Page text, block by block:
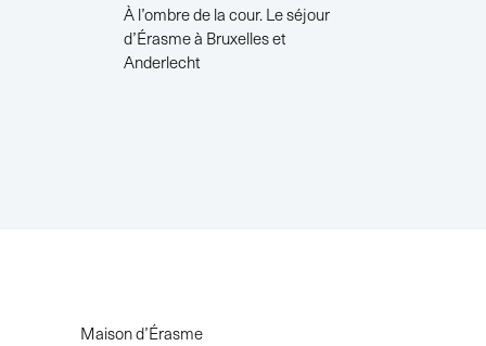
À l’ombre de la cour. Le séjour
d’Érasme à Bruxelles et
Anderlecht
Maison d’Érasme